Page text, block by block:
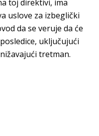
toj direktivi, ima
uslove za izbeglički
da se veruje da će
uključujući
tretman.